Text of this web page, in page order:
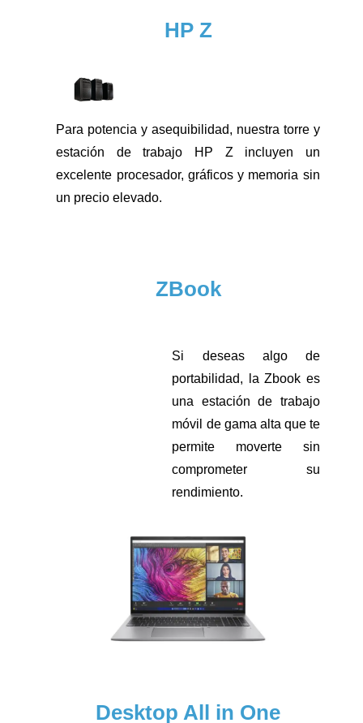
HP Z
Para potencia y asequibilidad, nuestra torre y
estación de trabajo HP Z incluyen un
excelente procesador, gráficos y memoria sin
un precio elevado.​
ZBook
Si deseas algo de
portabilidad, la Zbook es
una estación de trabajo
móvil de gama alta que te
permite moverte sin
comprometer su
rendimiento.
Desktop All in One